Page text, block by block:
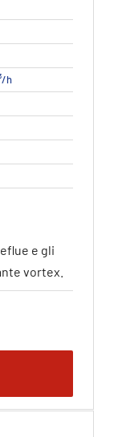
h
e gli
vortex.
€
€
€